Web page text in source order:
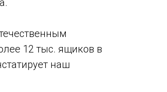
12 тыс. ящиков в
наш